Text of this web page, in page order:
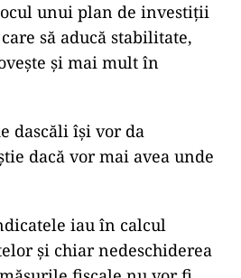
unui plan de investiții
să aducă stabilitate,
și mai mult în
dascăli își vor da
dacă vor mai avea unde
iau în calcul
și chiar nedeschiderea